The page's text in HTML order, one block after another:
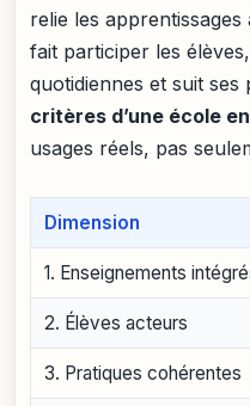
relie les
fait participer les
quotidiennes et suit ses
critères d’une école
usages réels, pas
Dimension
1. Enseignements
2. Élèves acteurs
3. Pratiques cohérentes